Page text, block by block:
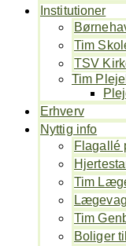
Institutioner
Tim
TSV
Tim
Erhverv
Nyttig info
Flagallé
Tim
Tim
Boliger